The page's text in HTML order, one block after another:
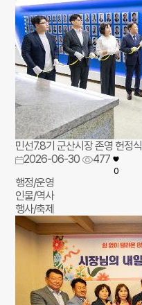
민선7.8기 군산시장 존영 헌정식
2026-06-30
477
0
행정/운영
인물/역사
행사/축제